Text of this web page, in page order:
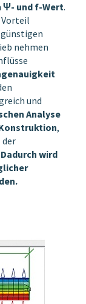
Ψ- und f-Wert.
Vorteil
nehmen
und
Analyse
,
der
Dadurch wird